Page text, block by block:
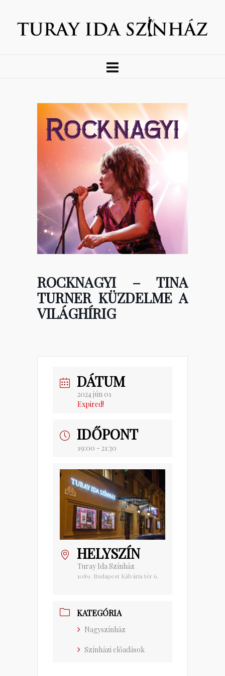
ROCKNAGYI – TINA
TURNER KÜZDELME A
VILÁGHÍRIG
DÁTUM
2024 jún 01
Expired!
IDŐPONT
19:00 - 21:30
HELYSZÍN
Turay Ida Színház
1089. Budapest Kálvária tér 6.
KATEGÓRIA
Nagyszínház
Színházi előadások